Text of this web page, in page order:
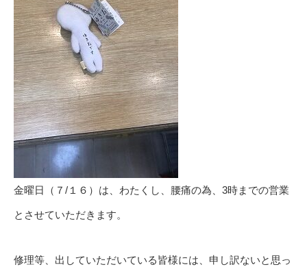
金曜日（７/１６）は、わたくし、腰痛の為、3時までの営業
とさせていただきます。
修理等、出していただいている皆様には、申し訳ないと思っ